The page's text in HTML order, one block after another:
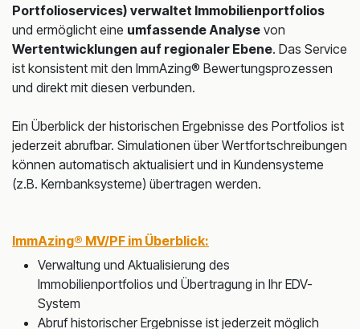
Portfolioservices) verwaltet Immobilienportfolios
und ermöglicht eine umfassende Analyse von
Wertentwicklungen auf regionaler Ebene. Das Service
ist konsistent mit den ImmAzing® Bewertungsprozessen
und direkt mit diesen verbunden.
Ein Überblick der historischen Ergebnisse des Portfolios ist
jederzeit abrufbar. Simulationen über Wertfortschreibungen
können automatisch aktualisiert und in Kundensysteme
(z.B. Kernbanksysteme) übertragen werden.
ImmAzing® MV/PF im Überblick:
Verwaltung und Aktualisierung des
Immobilienportfolios und Übertragung in Ihr EDV-
System
Abruf historischer Ergebnisse ist jederzeit möglich